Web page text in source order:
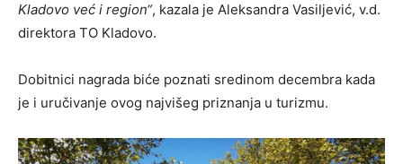
Kladovo već i region“, kazala je Aleksandra Vasiljević, v.d.
direktora TO Kladovo.
Dobitnici nagrada biće poznati sredinom decembra kada
je i uručivanje ovog najvišeg priznanja u turizmu.